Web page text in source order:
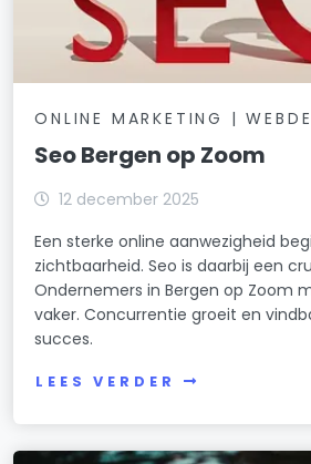
ONLINE MARKETING |
Seo Bergen op Zoom
12 december 2025
Een sterke online aanwezigheid
zichtbaarheid. Seo is daarbij een
Ondernemers in Bergen op Zoom
vaker. Concurrentie groeit en
succes.
LEES VERDER